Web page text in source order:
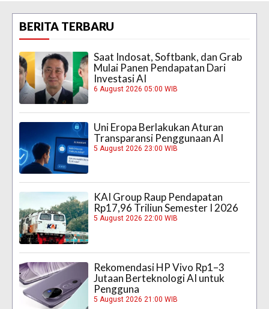
BERITA TERBARU
Saat Indosat, Softbank, dan Grab
Mulai Panen Pendapatan Dari
Investasi AI
6 August 2026 05:00 WIB
Uni Eropa Berlakukan Aturan
Transparansi Penggunaan AI
5 August 2026 23:00 WIB
KAI Group Raup Pendapatan
Rp17,96 Triliun Semester I 2026
5 August 2026 22:00 WIB
Rekomendasi HP Vivo Rp1–3
Jutaan Berteknologi AI untuk
Pengguna
5 August 2026 21:00 WIB